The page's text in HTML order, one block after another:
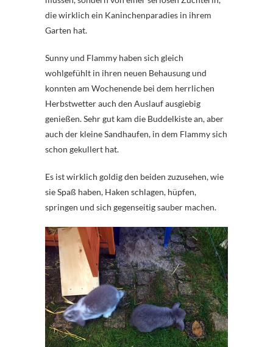
die wirklich ein Kaninchenparadies in ihrem
Garten hat.
Sunny und Flammy haben sich gleich
wohlgefühlt in ihren neuen Behausung und
konnten am Wochenende bei dem herrlichen
Herbstwetter auch den Auslauf ausgiebig
genießen. Sehr gut kam die Buddelkiste an, aber
auch der kleine Sandhaufen, in dem Flammy sich
schon gekullert hat.
Es ist wirklich goldig den beiden zuzusehen, wie
sie Spaß haben, Haken schlagen, hüpfen,
springen und sich gegenseitig sauber machen.